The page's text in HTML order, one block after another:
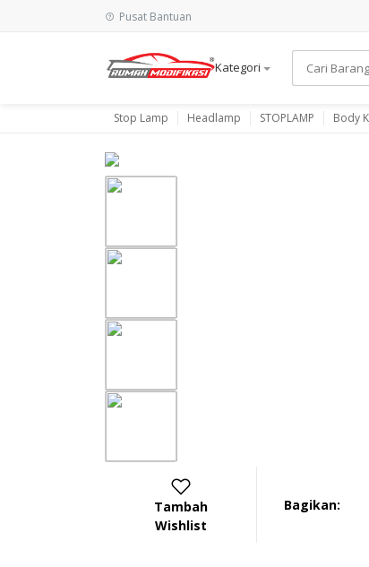
Pusat Bantuan
Kategori
Stop Lamp Headlamp STOPLAMP Body
Tambah
Wishlist
Bagikan: